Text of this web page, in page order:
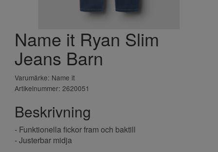
Name it Ryan Slim
Jeans Barn
Varumärke: Name it
Artikelnummer: 2620051
Beskrivning
- Funktionella fickor fram och baktill
- Justerbar midja